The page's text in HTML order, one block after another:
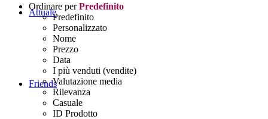
Attuale
Friends
Ordinare perPredefinito
Predefinito
Personalizzato
Nome
Prezzo
Data
I più venduti (vendite)
Valutazione media
Rilevanza
Casuale
ID Prodotto